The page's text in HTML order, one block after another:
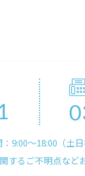
9:00〜18:00（土日
するご不明点など